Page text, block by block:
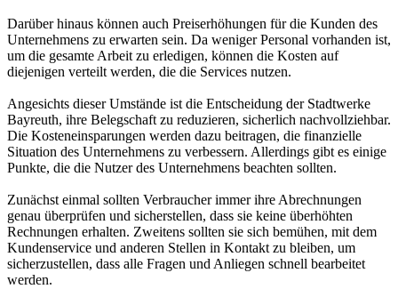
Darüber hinaus können auch Preiserhöhungen für die Kunden des
Unternehmens zu erwarten sein. Da weniger Personal vorhanden ist,
um die gesamte Arbeit zu erledigen, können die Kosten auf
diejenigen verteilt werden, die die Services nutzen.
Angesichts dieser Umstände ist die Entscheidung der Stadtwerke
Bayreuth, ihre Belegschaft zu reduzieren, sicherlich nachvollziehbar.
Die Kosteneinsparungen werden dazu beitragen, die finanzielle
Situation des Unternehmens zu verbessern. Allerdings gibt es einige
Punkte, die die Nutzer des Unternehmens beachten sollten.
Zunächst einmal sollten Verbraucher immer ihre Abrechnungen
genau überprüfen und sicherstellen, dass sie keine überhöhten
Rechnungen erhalten. Zweitens sollten sie sich bemühen, mit dem
Kundenservice und anderen Stellen in Kontakt zu bleiben, um
sicherzustellen, dass alle Fragen und Anliegen schnell bearbeitet
werden.